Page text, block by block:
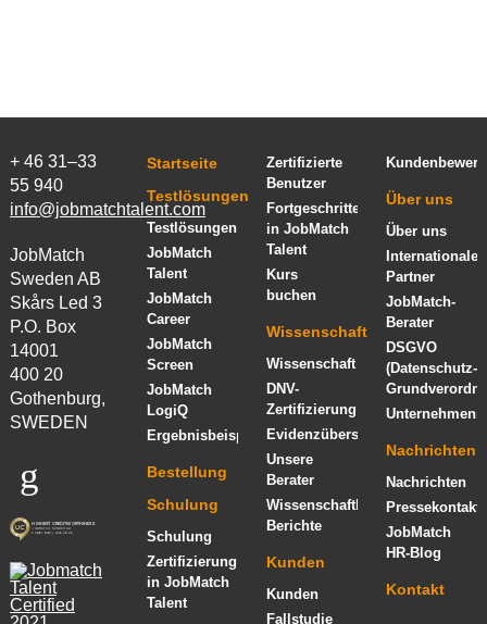
+ 46 31–33
55 940
info@jobmatchtalent.com
JobMatch
Sweden AB
Skårs Led 3
P.O. Box
14001
400 20
Gothenburg,
SWEDEN
Startseite
Testlösungen
Testlösungen
JobMatch
Talent
JobMatch
Career
JobMatch
Screen
JobMatch
LogiQ
Ergebnisbeispiel
Bestellung
Schulung
Schulung
Zertifizierung
in JobMatch
Talent
Zertifizierte
Benutzer
Fortgeschrittenenkurs
in JobMatch
Talent
Kurs
buchen
Wissenschaft
Wissenschaft
DNV-
Zertifizierung
Evidenzübersicht
Unsere
Berater
Wissenschaftliche
Berichte
Kunden
Kunden
Fallstudie
Über uns
Über uns
Internationale
Partner
JobMatch-
Berater
DSGVO
(Datenschutz-
Nachrichten
Nachrichten
Pressekontakt
JobMatch
HR-Blog
Kontakt